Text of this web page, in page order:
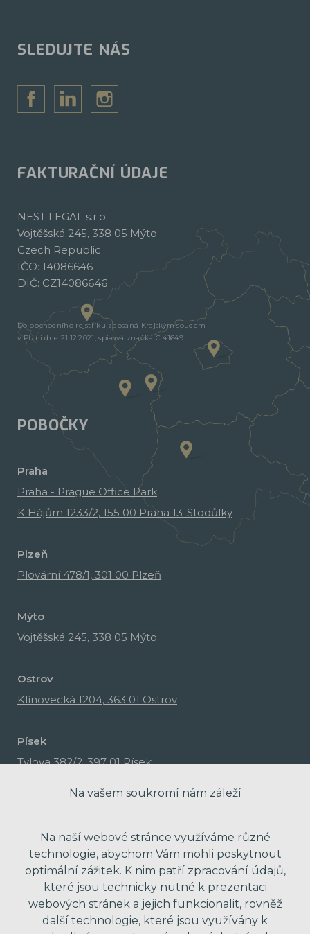
SLEDUJTE NÁS
FAKTURAČNÍ ÚDAJE
NEST LEGAL s.r.o.
Vojtěšská 245, 338 05 Mýto
Czech Republic
IČO: 14086646
DIČ: CZ14086646
Do obchodního rejstříku zapsaná Krajským soudem
v Plzni dne 21.12.2021, spisová značka C 41649.
POBOČKY
Praha
Praha - Prague Office Park
K Hájům 1233/2, 155 00 Praha 13-Stodůlky
Plzeň
Plovární 478/1, 301 00 Plzeň
Mýto
Vojtěšská 245, 338 05 Mýto
Ostrov
Klínovecká 1204, 363 01 Ostrov
Písek
Tylova 382/2, 397 01 Písek
Na vašem soukromí nám záleží
Na naší webové stránce využíváme různé
technologie, abychom Vám mohli poskytnout
optimální zážitek. K nim patří zpracování údajů,
které jsou technicky nutné k prezentaci
webových stránek a jejich funkcionalit, rovněž
další technologie, které jsou využívány k